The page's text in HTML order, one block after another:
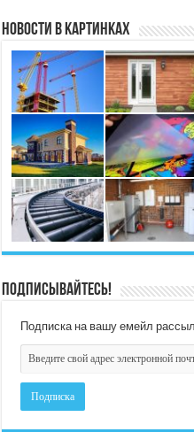
Новости в картинках
Подписывайтесь!
Подписка на вашу емейл